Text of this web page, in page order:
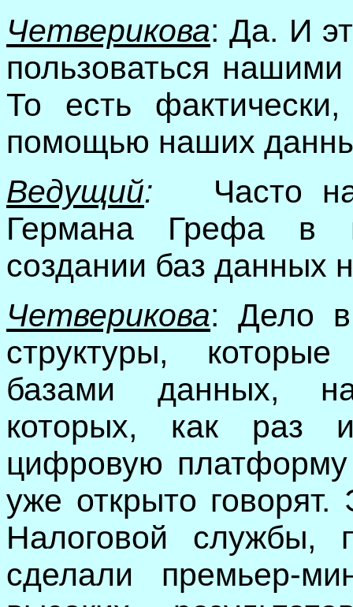
Четверикова: Да. И
пользоваться
То есть
помощью наших
Ведущий:
Часто
Германа Грефа в
создании баз данных
Четверикова: Дело
структуры,
базами данных,
которых, как раз и
цифровую
уже открыто
Налоговой
сделали премьер-